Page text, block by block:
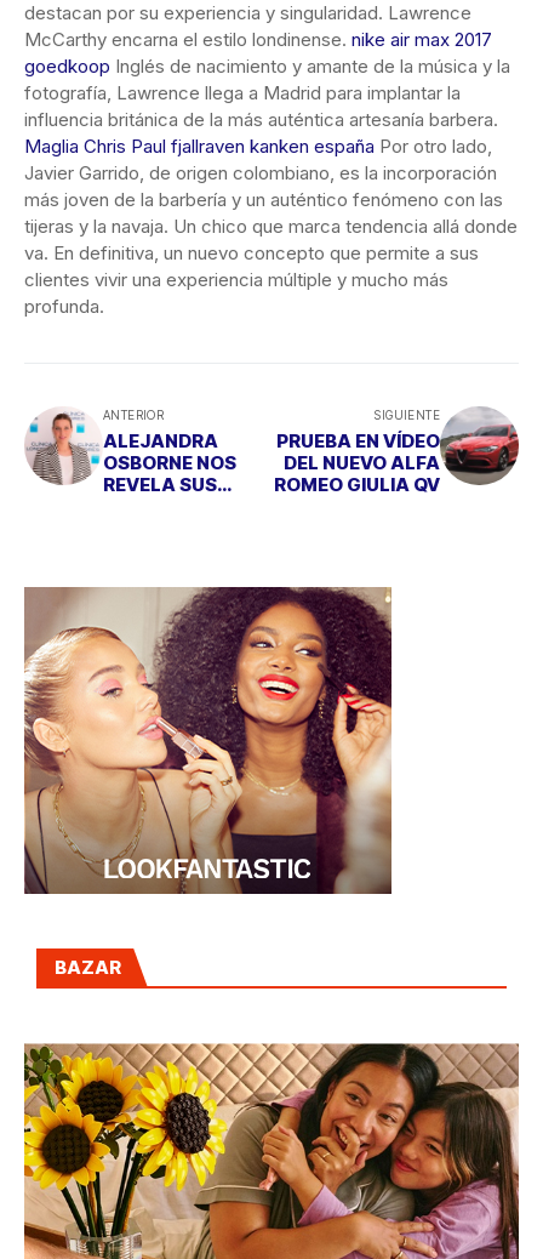
destacan por su experiencia y singularidad. Lawrence
McCarthy encarna el estilo londinense. nike air max 2017
goedkoop Inglés de nacimiento y amante de la música y la
fotografía, Lawrence llega a Madrid para implantar la
influencia británica de la más auténtica artesanía barbera.
Maglia Chris Paul fjallraven kanken españa Por otro lado,
Javier Garrido, de origen colombiano, es la incorporación
más joven de la barbería y un auténtico fenómeno con las
tijeras y la navaja. Un chico que marca tendencia allá donde
va. En definitiva, un nuevo concepto que permite a sus
clientes vivir una experiencia múltiple y mucho más
profunda.
ANTERIOR
ALEJANDRA
OSBORNE NOS
REVELA SUS
SIGUIENTE
PRUEBA EN VÍDEO
DEL NUEVO ALFA
ROMEO GIULIA QV
BAZAR